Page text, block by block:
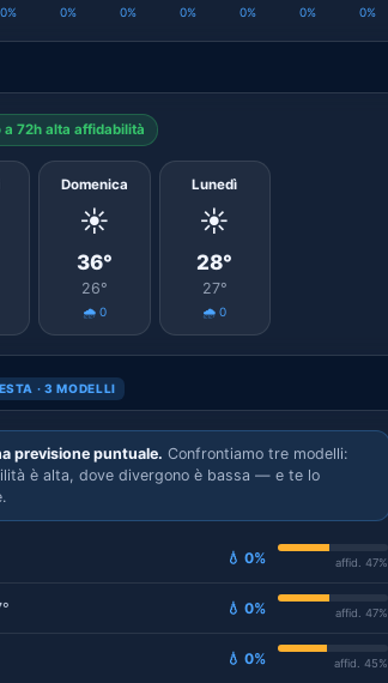
0% 0% 0% 0% 0% 0% 0%
a 72h alta affidabilità
Domenica
☀️
36°
26°
🌧️ 0
Lunedì
☀️
28°
27°
🌧️ 0
· 3 MODELLI
previsione puntuale. Confrontiamo tre modelli:
è alta, dove divergono è bassa — e te lo
💧 0% affid. 47%
💧 0% affid. 47%
💧 0% affid. 45%